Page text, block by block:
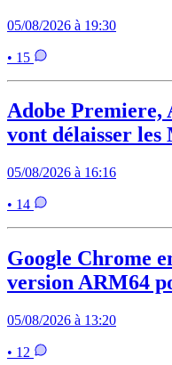
05/08/2026 à 19:30
• 15
Adobe
vont délaisser
05/08/2026 à 16:16
• 14
Google Chrome
version ARM64
05/08/2026 à 13:20
• 12